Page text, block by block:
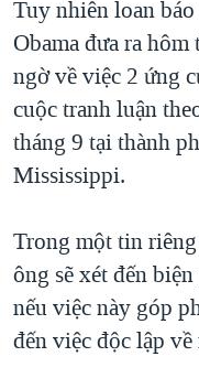
BÊN KIA QUỐC LỘ:
QUAN HỆ VIỆT MỸ
Tuy nhiên loan
Obama đưa ra
ngờ về việc 2 ứng
cuộc tranh luận
tháng 9 tại thành
Mississippi.
Trong một tin
ông sẽ xét đến
nếu việc này góp
đến việc độc lập